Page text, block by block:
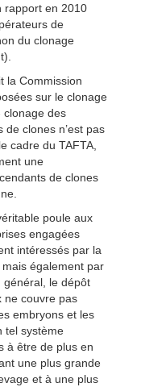
rapport en 2010
de
du clonage
la Commission
sur le clonage
clonage des
clones n’est pas
cadre du TAFTA,
une
de clones
poule aux
engagées
intéressés par la
également par
général, le dépôt
ne couvre pas
embryons et les
tel système
à être de plus en
une plus grande
et à une plus